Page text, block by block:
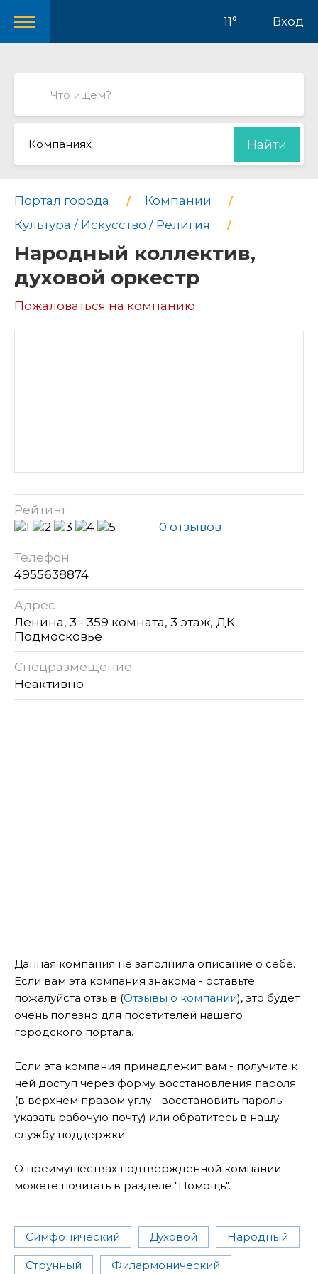
11° Вход
Компаниях Найти
Портал города
Компании
Культура / Искусство / Религия
Народный коллектив,
духовой оркестр
Пожаловаться на компанию
Рейтинг
0 отзывов
Телефон
4955638874
Адрес
Ленина, 3 - 359 комната, 3 этаж, ДК
Подмосковье
Спецразмещение
Неактивно
Данная компания не заполнила описание о себе.
Если вам эта компания знакома - оставьте
пожалуйста отзыв (Отзывы о компании), это будет
очень полезно для посетителей нашего
городского портала.
Если эта компания принадлежит вам - получите к
ней доступ через форму восстановления пароля
(в верхнем правом углу - восстановить пароль -
указать рабочую почту) или обратитесь в нашу
службу поддержки.
О преимуществах подтвержденной компании
можете почитать в разделе "Помощь".
Симфонический Духовой Народный
Струнный Филармонический